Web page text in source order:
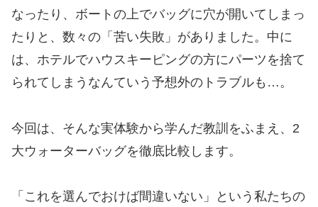
なったり、ボートの上でバッグに穴が開いてしまっ
たりと、数々の「苦い失敗」がありました。中に
は、ホテルでハウスキーピングの方にパーツを捨て
られてしまうなんていう予想外のトラブルも…。
​今回は、そんな実体験から学んだ教訓をふまえ、2
大ウォーターバッグを徹底比較します。
「これを選んでおけば間違いない」という私たちの